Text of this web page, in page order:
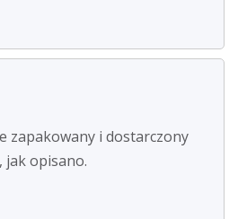
zapakowany i dostarczony
jak opisano.